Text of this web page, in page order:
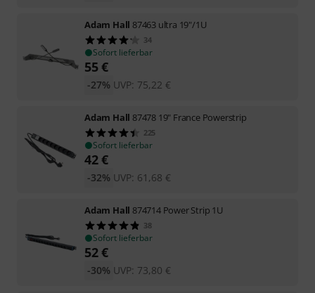
Adam Hall 87463 ultra 19"/1U
34
Sofort lieferbar
55€
UVP: 75,22 €
-27%
Adam Hall 87478 19" France Powerstrip
225
Sofort lieferbar
42€
UVP: 61,68 €
-32%
Adam Hall 874714 Power Strip 1U
38
Sofort lieferbar
52€
UVP: 73,80 €
-30%